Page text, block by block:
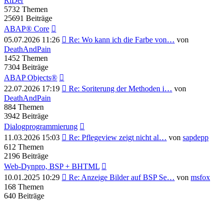
5732 Themen
25691 Beiträge
ABAP® Core
05.07.2026 11:26
Neuester
Re: Wo kann ich die Farbe von… von
DeathAndPain
1452 Themen
7304 Beiträge
ABAP Objects®
22.07.2026 17:19
Neuester
Re: Soriterung der Methoden i… von
DeathAndPain
884 Themen
3942 Beiträge
Dialogprogrammierung
11.03.2026 15:03
Neuester
Re: Pflegeview zeigt nicht al… von sapdepp
612 Themen
2196 Beiträge
Web-Dynpro, BSP + BHTML
10.01.2025 10:29
Neuester
Re: Anzeige Bilder auf BSP Se… von msfox
168 Themen
640 Beiträge